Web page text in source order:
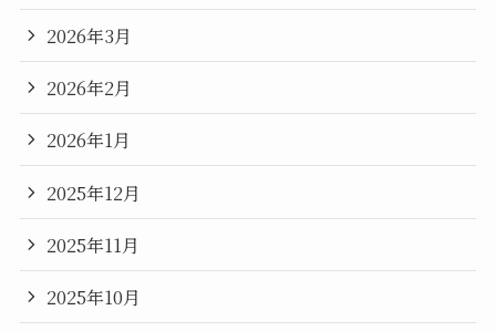
2026年3月
2026年2月
2026年1月
2025年12月
2025年11月
2025年10月